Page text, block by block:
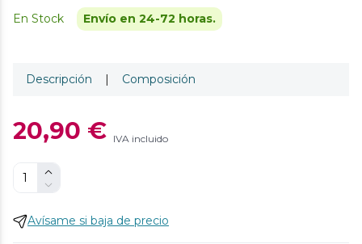
En Stock Envío en 24-72 horas.
Descripción | Composición
20,90 € IVA incluido
Avísame si baja de precio